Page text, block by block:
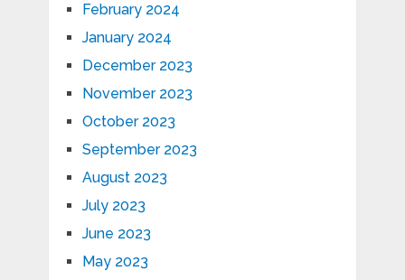
February 2024
January 2024
December 2023
November 2023
October 2023
September 2023
August 2023
July 2023
June 2023
May 2023